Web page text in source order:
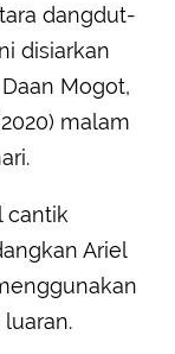
dangdut-
disiarkan
Mogot,
malam
cantik
Ariel